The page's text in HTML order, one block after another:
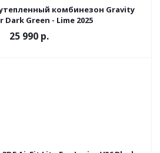
комбинезон Gravity
Dark Green - Lime 2025
25 990 р.